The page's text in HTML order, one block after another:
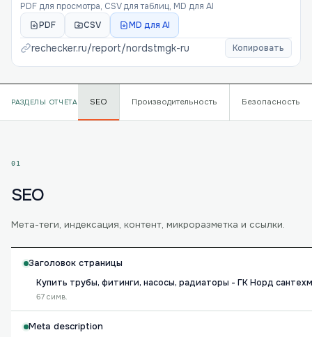
PDF для просмотра, CSV для таблиц, MD для AI
PDF
CSV MD для AI
rechecker.ru/report/nordstmgk-ru Копировать
РАЗДЕЛЫ ОТЧЁТА SEO Производительность Безопасность
01
SEO
Мета-теги, индексация, контент, микроразметка и ссылки.
Заголовок страницы
Купить трубы, фитинги, насосы, радиаторы - ГК Норд
67 симв.
Meta description